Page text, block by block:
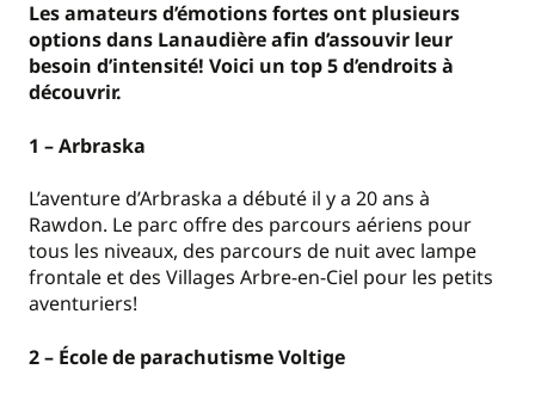
Les amateurs d’émotions fortes ont plusieurs
options dans Lanaudière afin d’assouvir leur
besoin d’intensité! Voici un top 5 d’endroits à
découvrir.
1 – Arbraska
L’aventure d’Arbraska a débuté il y a 20 ans à
Rawdon. Le parc offre des parcours aériens pour
tous les niveaux, des parcours de nuit avec lampe
frontale et des Villages Arbre-en-Ciel pour les petits
aventuriers!
2 – École de parachutisme Voltige